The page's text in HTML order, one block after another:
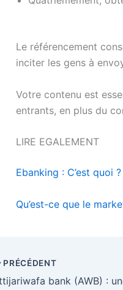
Le référencement
inciter les gens à
Votre contenu est
entrants, en plus du
LIRE EGALEMENT
Ebanking : C’est quoi ?
Qu’est-ce que le
PRÉCÉDENT